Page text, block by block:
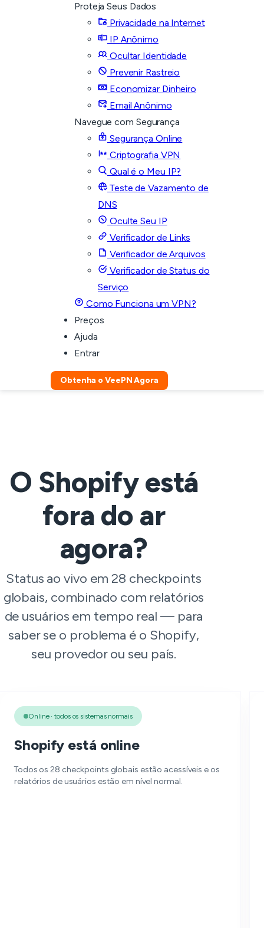
Proteja Seus Dados
Privacidade na Internet
IP Anônimo
Ocultar Identidade
Prevenir Rastreio
Economizar Dinheiro
Email Anônimo
Navegue com Segurança
Segurança Online
Criptografia VPN
Qual é o Meu IP?
Teste de Vazamento de
DNS
Oculte Seu IP
Verificador de Links
Verificador de Arquivos
Verificador de Status do
Serviço
Como Funciona um VPN?
Preços
Ajuda
Entrar
Obtenha o VeePN Agora
O Shopify está
fora do ar
agora?
Status ao vivo em 28 checkpoints
globais, combinado com relatórios
de usuários em tempo real — para
saber se o problema é o Shopify,
seu provedor ou seu país.
Online · todos os sistemas normais
Shopify está online
Todos os 28 checkpoints globais estão acessíveis e os
relatórios de usuários estão em nível normal.